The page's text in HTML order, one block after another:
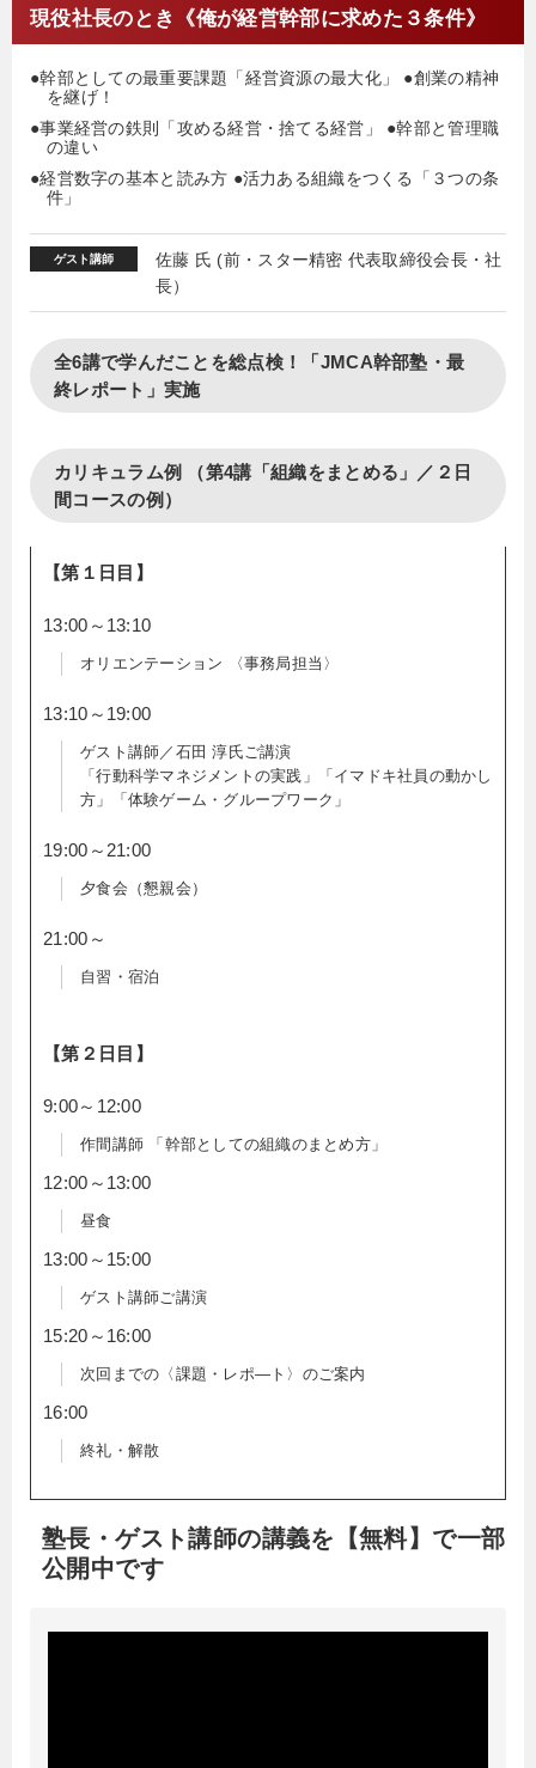
現役社長のとき《俺が経営幹部に求めた３条件》
●幹部としての最重要課題「経営資源の最大化」 ●創業の精神
を継げ！
●事業経営の鉄則「攻める経営・捨てる経営」 ●幹部と管理職
の違い
●経営数字の基本と読み方 ●活力ある組織をつくる「３つの条
件」
ゲスト講師
佐藤 氏 (前・スター精密 代表取締役会長・社
長）
全6講で学んだことを総点検！「JMCA幹部塾・最
終レポート」実施
カリキュラム例 （第4講「組織をまとめる」／２日
間コースの例）
【第１日目】
13:00～13:10
オリエンテーション 〈事務局担当〉
13:10～19:00
ゲスト講師／石田 淳氏ご講演
「行動科学マネジメントの実践」「イマドキ社員の動かし
方」「体験ゲーム・グループワーク」
19:00～21:00
夕食会（懇親会）
21:00～
自習・宿泊
【第２日目】
9:00～12:00
作間講師 「幹部としての組織のまとめ方」
12:00～13:00
昼食
13:00～15:00
ゲスト講師ご講演
15:20～16:00
次回までの〈課題・レポ―ト〉のご案内
16:00
終礼・解散
塾長・ゲスト講師の講義を【無料】で一部
公開中です